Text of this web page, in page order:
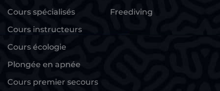
Cours spécialisés
Cours instructeurs
Cours écologie
Plongée en apnée
Cours premier secours
Freediving